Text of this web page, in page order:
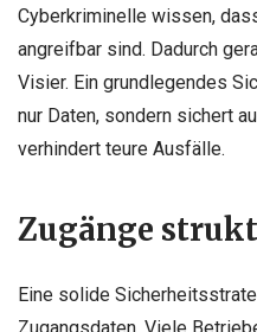
Cyberkriminelle wissen,
angreifbar sind. Dadurch
Visier. Ein grundlegendes
nur Daten, sondern sichert
verhindert teure Ausfälle.
Zugänge
Eine solide